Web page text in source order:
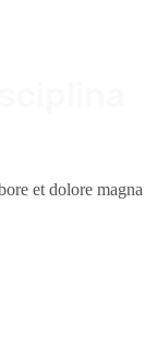
et dolore